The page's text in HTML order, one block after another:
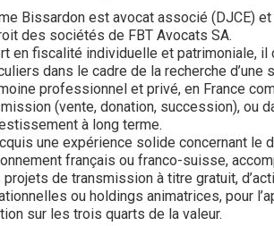
Bissardon est avocat associé (DJCE)
des sociétés de FBT Avocats SA.
en fiscalité individuelle et patrimoniale,
dans le cadre de la recherche
professionnel et privé, en France
(vente, donation, succession), ou
à long terme.
une expérience solide concernant le
français ou franco-suisse,
projets de transmission à titre gratuit,
ou holdings animatrices, pour
sur les trois quarts de la valeur.